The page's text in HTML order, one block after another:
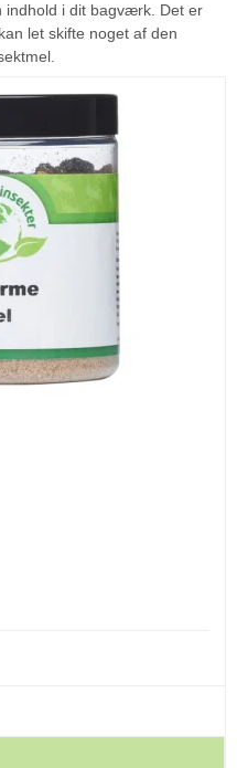
i dit bagværk. Det er
let skifte noget af den